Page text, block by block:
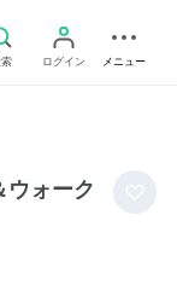
ログイン メニュー
ウォーク